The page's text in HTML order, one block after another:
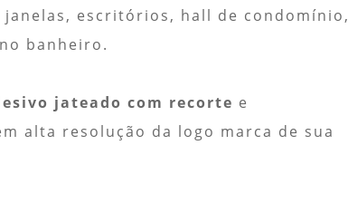
escritórios, hall de condomínio,
banheiro.
jateado com recorte e
alta resolução da logo marca de sua